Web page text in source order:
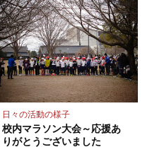
日々の活動の様子
校内マラソン大会～応援あ
りがとうございました